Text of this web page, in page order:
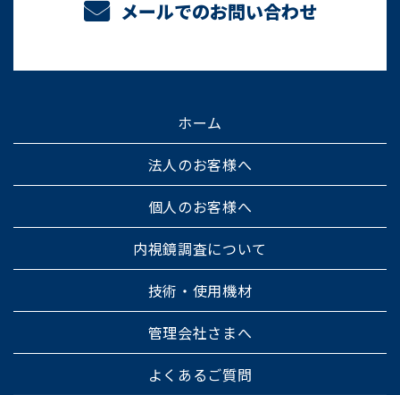
メールでのお問い合わせ
ホーム
法人のお客様へ
個人のお客様へ
内視鏡調査について
技術・使用機材
管理会社さまへ
よくあるご質問